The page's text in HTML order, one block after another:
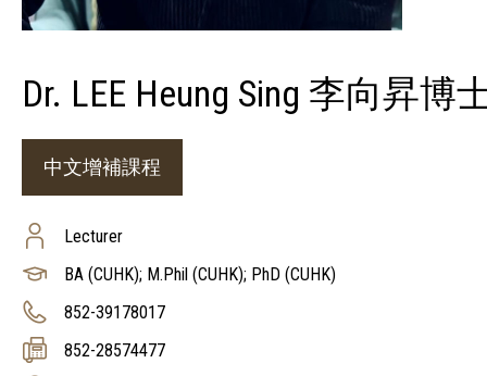
Dr. LEE Heung Sing 李向昇博
中文增補課程
Lecturer
BA (CUHK); M.Phil (CUHK); PhD (CUHK)
852-39178017
852-28574477